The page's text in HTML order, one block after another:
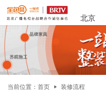
北京
当前位置： 首页 装修流程